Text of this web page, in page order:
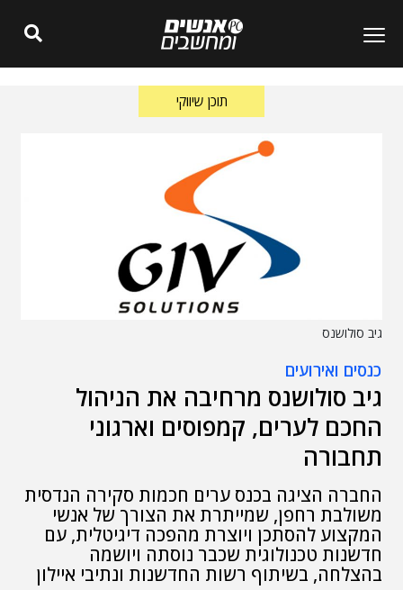
תוכן שיווקי
גיב סולושנס
כנסים ואירועים
גיב סולושנס מרחיבה את הניהול
החכם לערים, קמפוסים וארגוני
תחבורה
החברה הציגה בכנס ערים חכמות סקירה הנדסית
משולבת רחפן, שמייתרת את הצורך של אנשי
המקצוע להסתכן ויוצרת מהפכה דיגיטלית, עם
חדשנות טכנולוגית שכבר נוסתה ויושמה
בהצלחה, בשיתוף רשות החדשנות ונתיבי איילון